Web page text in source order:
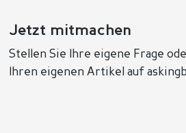
Jetzt mitmachen
Stellen Sie Ihre eigene Frage
Ihren eigenen Artikel auf